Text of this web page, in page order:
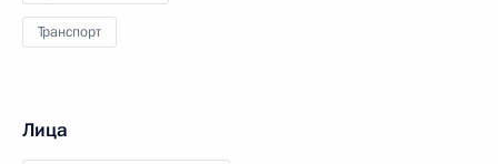
Транспорт
Лица